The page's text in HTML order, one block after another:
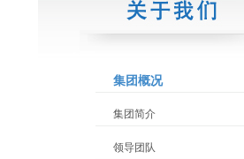
集团概况
集团简介
领导团队